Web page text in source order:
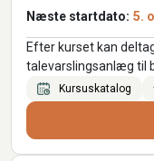
Næste startdato: 5.
Efter kurset kan
talevarslingsanlæg til
Kursuskatalog